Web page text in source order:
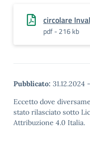
circolare
pdf - 216 kb
Pubblicato: 31.12.2024 -
Eccetto dove
stato rilasciato sotto
Attribuzione 4.0 Italia.